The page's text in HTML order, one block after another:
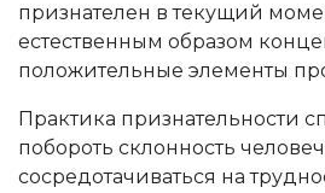
признателен в текущий
естественным образом
положительные элементы
Практика признательности
побороть склонность
сосредотачиваться на